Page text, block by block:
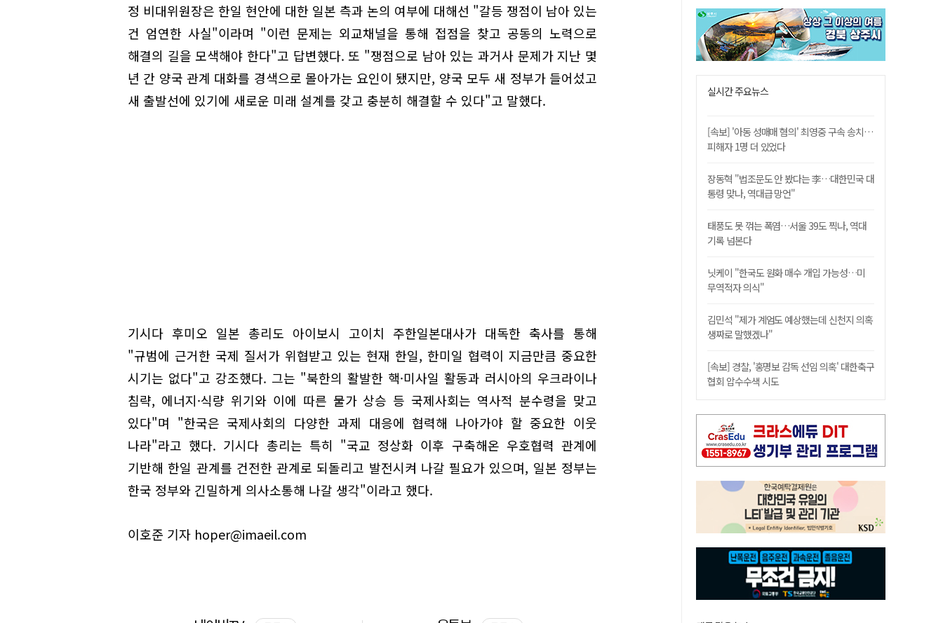
정 비대위원장은 한일 현안에 대한 일본 측과 논의 여부에 대해선 "갈등 쟁점이 남아 있는
건 엄연한 사실"이라며 "이런 문제는 외교채널을 통해 접점을 찾고 공동의 노력으로
해결의 길을 모색해야 한다"고 답변했다. 또 "쟁점으로 남아 있는 과거사 문제가 지난 몇
년 간 양국 관계 대화를 경색으로 몰아가는 요인이 됐지만, 양국 모두 새 정부가 들어섰고
새 출발선에 있기에 새로운 미래 설계를 갖고 충분히 해결할 수 있다"고 말했다.
기시다 후미오 일본 총리도 아이보시 고이치 주한일본대사가 대독한 축사를 통해
"규범에 근거한 국제 질서가 위협받고 있는 현재 한일, 한미일 협력이 지금만큼 중요한
시기는 없다"고 강조했다. 그는 "북한의 활발한 핵·미사일 활동과 러시아의 우크라이나
침략, 에너지·식량 위기와 이에 따른 물가 상승 등 국제사회는 역사적 분수령을 맞고
있다"며 "한국은 국제사회의 다양한 과제 대응에 협력해 나아가야 할 중요한 이웃
나라"라고 했다. 기시다 총리는 특히 "국교 정상화 이후 구축해온 우호협력 관계에
기반해 한일 관계를 건전한 관계로 되돌리고 발전시켜 나갈 필요가 있으며, 일본 정부는
한국 정부와 긴밀하게 의사소통해 나갈 생각"이라고 했다.
이호준 기자 hoper@imaeil.com
실시간 주요뉴스
[속보] '아동 성매매 혐의' 최영중 구속 송치…
피해자 1명 더 있었다
장동혁 "법조문도 안 봤다는 李…대한민국 대
통령 맞나, 역대급 망언"
태풍도 못 꺾는 폭염…서울 39도 찍나, 역대
기록 넘본다
닛케이 "한국도 원화 매수 개입 가능성…미
무역적자 의식"
김민석 "제가 계엄도 예상했는데 신천지 의혹
생짜로 말했겠나"
[속보] 경찰, '홍명보 감독 선임 의혹' 대한축구
협회 압수수색 시도